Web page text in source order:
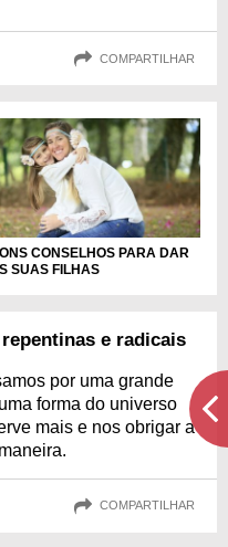
COMPARTILHAR
CONSELHOS PARA DAR
SUAS FILHAS
e radicais
por uma grande
forma do universo
mais e nos obrigar a
COMPARTILHAR